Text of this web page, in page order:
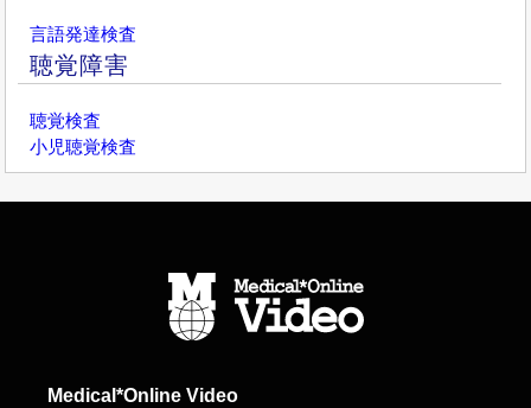
言語発達検査
聴覚障害
聴覚検査
小児聴覚検査
Medical*Online Video